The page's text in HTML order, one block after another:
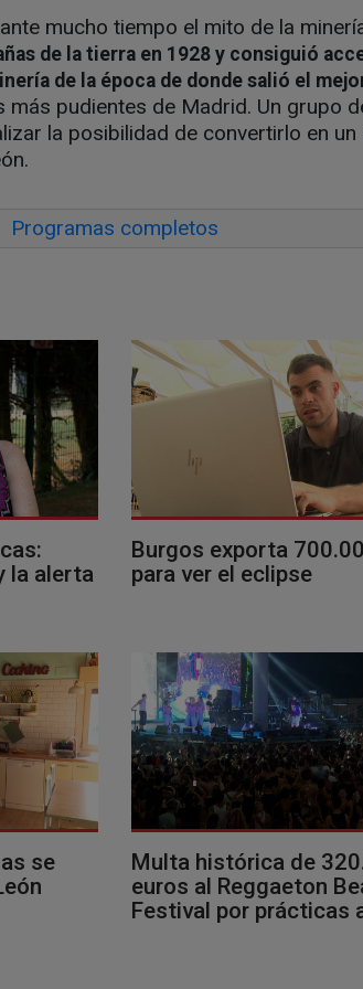
mucho tiempo el mito de la
de la tierra en 1928 y consiguió
de la época de donde salió el
pudientes de Madrid. Un grupo
la posibilidad de convertirlo en
Programas completos
la alerta
Burgos exporta
para ver el eclipse
se
Multa histórica de
euros al Reggaeton
Festival por prácticas